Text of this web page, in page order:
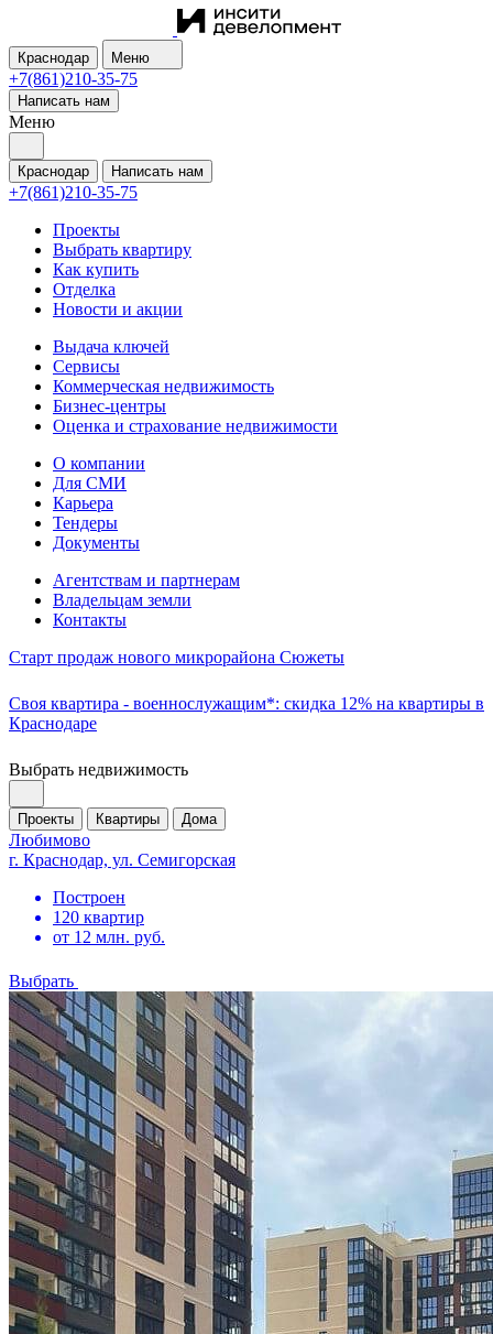
Краснодар Меню
+7(861)210-35-75
Написать нам
Меню
Краснодар Написать нам
+7(861)210-35-75
Проекты
Выбрать квартиру
Как купить
Отделка
Новости и акции
Выдача ключей
Сервисы
Коммерческая недвижимость
Бизнес-центры
Оценка и страхование недвижимости
О компании
Для СМИ
Карьера
Тендеры
Документы
Агентствам и партнерам
Владельцам земли
Контакты
Старт продаж нового микрорайона Сюжеты
Своя квартира - военнослужащим*: скидка 12% на квартиры в
Краснодаре
Выбрать недвижимость
Проекты Квартиры Дома
Любимово
г. Краснодар, ул. Семигорская
Построен
120 квартир
от 12 млн. руб.
Выбрать